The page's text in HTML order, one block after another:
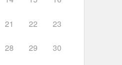
21 22 23
28 29 30